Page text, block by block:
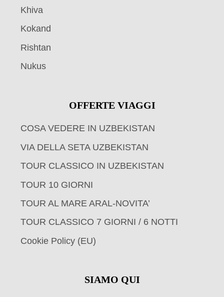
Khiva
Kokand
Rishtan
Nukus
OFFERTE VIAGGI
COSA VEDERE IN UZBEKISTAN
VIA DELLA SETA UZBEKISTAN
TOUR CLASSICO IN UZBEKISTAN
TOUR 10 GIORNI
TOUR AL MARE ARAL-NOVITA’
TOUR CLASSICO 7 GIORNI / 6 NOTTI
Cookie Policy (EU)
SIAMO QUI